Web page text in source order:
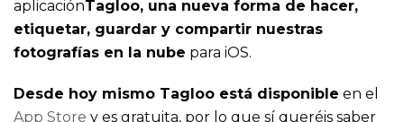
aplicaciónTagloo, una nueva forma de hacer,
etiquetar, guardar y compartir nuestras
fotografías en la nube para iOS.
Desde hoy mismo Tagloo está disponible en el
App Store y es gratuita, por lo que sí queréis saber